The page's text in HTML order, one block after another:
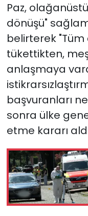
Paz,
dönüşü"
belirterek "Tüm
tükettikten,
anlaşmaya
başvuranları
sonra ülke
etme kararı